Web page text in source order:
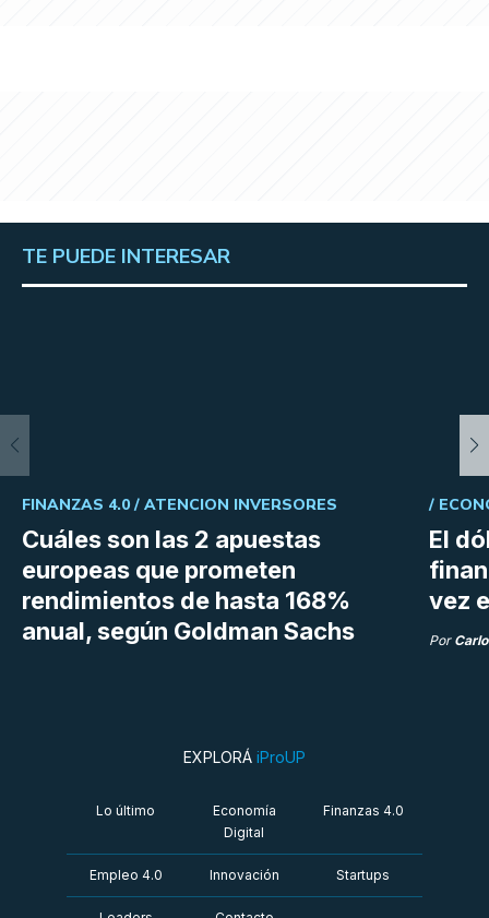
TE PUEDE INTERESAR
Cuáles son las 2 apuestas
europeas que prometen
rendimientos de hasta 168%
anual, según Goldman Sachs
FINANZAS 4.0 / ATENCION INVERSORES
El
vez
/
Por
EXPLORÁ iProUP
Lo último
Economía
Digital
Finanzas 4.0
Empleo 4.0 Innovación Startups